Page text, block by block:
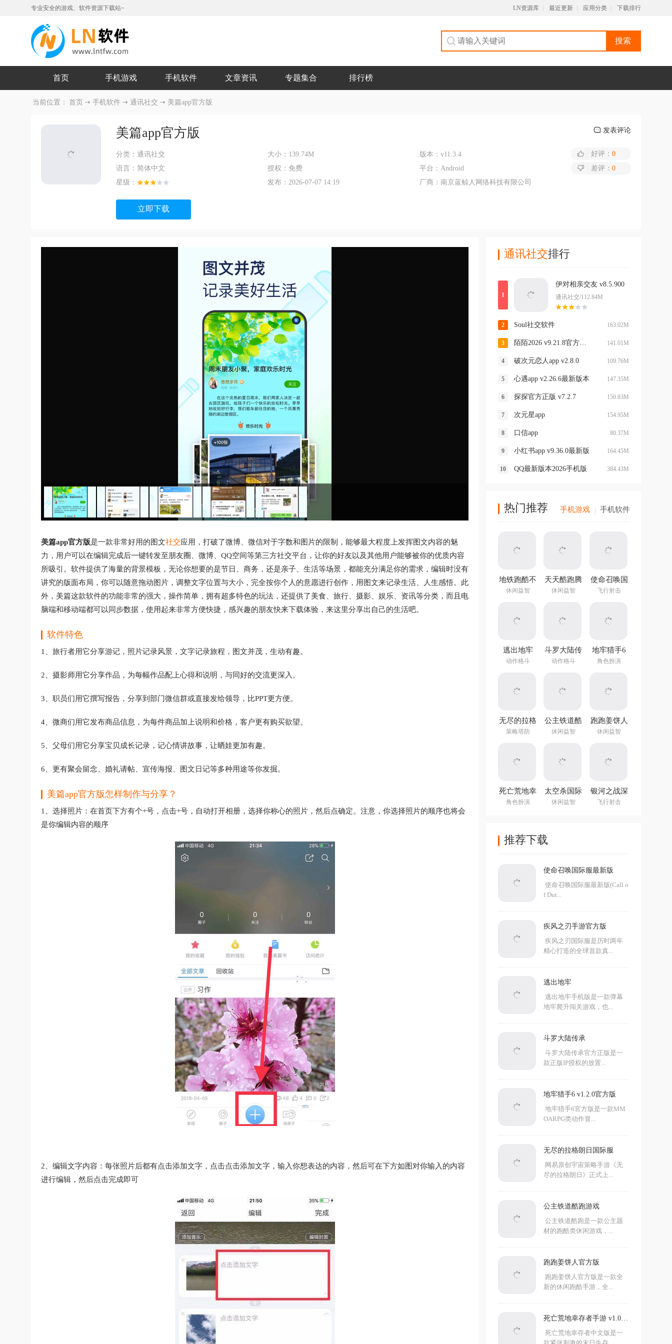
专业安全的游戏、软件资源下载站~ LN资源库 最近更新 应用分类 下载排行
搜索
首页 手机游戏 手机软件 文章资讯 专题集合 排行榜
当前位置： 首页 手机软件 通讯社交 美篇app官方版
美篇app官方版 发表评论
分类： 通讯社交 大小： 139.74M 版本： v11.3.4
语言： 简体中文 授权： 免费 平台： Android
星级：
发布：2026-07-07 14:19 厂商： 南京蓝鲸人网络科技有限公司
好评： 0
差评： 0
立即下载
美篇app官方版是一款非常好用的图文社交应用，打破了微博、微信对于字数和图片的限制，能够最大程度上发挥图文内容的魅
力，用户可以在编辑完成后一键转发至朋友圈、微博、QQ空间等第三方社交平台，让你的好友以及其他用户能够被你的优质内容
所吸引。软件提供了海量的背景模板，无论你想要的是节日、商务，还是亲子、生活等场景，都能充分满足你的需求，编辑时没有
讲究的版面布局，你可以随意拖动图片，调整文字位置与大小，完全按你个人的意愿进行创作，用图文来记录生活、人生感悟。此
外，美篇这款软件的功能非常的强大，操作简单，拥有超多特色的玩法，还提供了美食、旅行、摄影、娱乐、资讯等分类，而且电
脑端和移动端都可以同步数据，使用起来非常方便快捷，感兴趣的朋友快来下载体验，来这里分享出自己的生活吧。
软件特色
1、旅行者用它分享游记，照片记录风景，文字记录旅程，图文并茂，生动有趣。
2、摄影师用它分享作品，为每幅作品配上心得和说明，与同好的交流更深入。
3、职员们用它撰写报告，分享到部门微信群或直接发给领导，比PPT更方便。
4、微商们用它发布商品信息，为每件商品加上说明和价格，客户更有购买欲望。
5、父母们用它分享宝贝成长记录，记心情讲故事，让晒娃更加有趣。
6、更有聚会留念、婚礼请帖、宣传海报、图文日记等多种用途等你发掘。
美篇app官方版怎样制作与分享？
1、选择照片：在首页下方有个+号，点击+号，自动打开相册，选择你称心的照片，然后点确定。注意，你选择照片的顺序也将会
是你编辑内容的顺序
2、编辑文字内容：每张照片后都有点击添加文字，点击点击添加文字，输入你想表达的内容，然后可在下方如图对你输入的内容
进行编辑，然后点击完成即可
通讯社交排行
伊对相亲交友 v8.5.900
通讯社交/112.84M
Soul社交软件 163.02M
陌陌2026 v9.21.8官方正版 141.01M
破次元恋人app v2.8.0 109.76M
心遇app v2.26.6最新版本 147.35M
探探官方正版 v7.2.7 150.83M
次元星app 154.95M
口信app 80.37M
小红书app v9.36.0最新版 164.45M
QQ最新版本2026手机版 384.43M
热门推荐 手机游戏 手机软件
地铁跑酷不
用实名认证
休闲益智
天天酷跑腾
讯游戏
休闲益智
使命召唤国
际服最新版
飞行射击
逃出地牢
动作格斗
斗罗大陆传
承
动作格斗
地牢猎手6
v1.2.0官方
角色扮演
无尽的拉格
朗日国际服
策略塔防
公主铁道酷
跑游戏
休闲益智
跑跑姜饼人
官方版
休闲益智
死亡荒地幸
存者手游
角色扮演
太空杀国际
服最新版
休闲益智
银河之战深
空射手官方
飞行射击
推荐下载
使命召唤国际服最新版
使命召唤国际服最新版(Call o
f Dut...
疾风之刃手游官方版
疾风之刃国际服是历时两年
精心打造的全球首款真...
逃出地牢
逃出地牢手机版是一款弹幕
地牢爬升闯关游戏，也...
斗罗大陆传承
斗罗大陆传承官方正版是一
款正版IP授权的放置...
地牢猎手6 v1.2.0官方版
地牢猎手6官方版是一款MM
OARPG类动作冒...
无尽的拉格朗日国际服
网易原创宇宙策略手游《无
尽的拉格朗日》正式上...
公主铁道酷跑游戏
公主铁道酷跑是一款公主题
材的跑酷类休闲游戏，...
跑跑姜饼人官方版
跑跑姜饼人官方版是一款全
新的休闲跑酷手游，全...
死亡荒地幸存者手游 v1.0.7.
死亡荒地幸存者中文版是一